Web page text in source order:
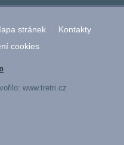
stránek
Kontakty
cookies
www.tretri.cz